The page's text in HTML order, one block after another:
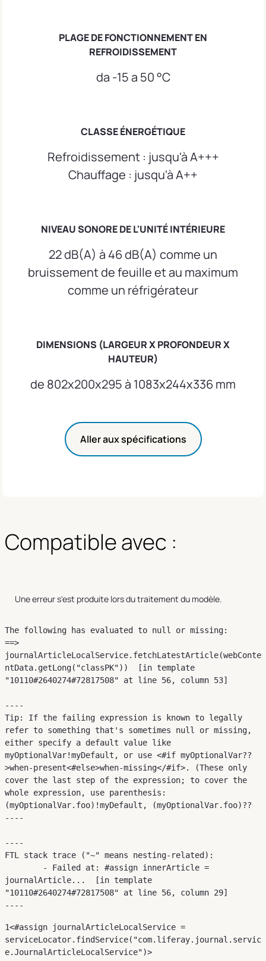
PLAGE DE FONCTIONNEMENT EN
REFROIDISSEMENT
da -15 a 50 °C
CLASSE ÉNERGÉTIQUE
Refroidissement : jusqu'à A+++
Chauffage : jusqu'à A++
NIVEAU SONORE DE L'UNITÉ INTÉRIEURE
22 dB(A) à 46 dB(A) comme un
bruissement de feuille et au maximum
comme un réfrigérateur
DIMENSIONS (LARGEUR X PROFONDEUR X
HAUTEUR)
de 802x200x295 à 1083x244x336 mm
Aller aux spécifications
Compatible avec :
Une erreur s'est produite lors du traitement du modèle.
The following has evaluated to null or missing:
==>
journalArticleLocalService.fetchLatestArticle(webConte
ntData.getLong("classPK"))  [in template
"10110#2640274#72817508" at line 56, column 53]
----
Tip: If the failing expression is known to legally
refer to something that's sometimes null or missing,
either specify a default value like
myOptionalVar!myDefault, or use <#if myOptionalVar??
>when-present<#else>when-missing</#if>. (These only
cover the last step of the expression; to cover the
whole expression, use parenthesis:
(myOptionalVar.foo)!myDefault, (myOptionalVar.foo)??
----
----
FTL stack trace ("~" means nesting-related):
journalArticle...  [in template
"10110#2640274#72817508" at line 56, column 29]
----
1<#assign journalArticleLocalService =
serviceLocator.findService("com.liferay.journal.servic
e.JournalArticleLocalService")>